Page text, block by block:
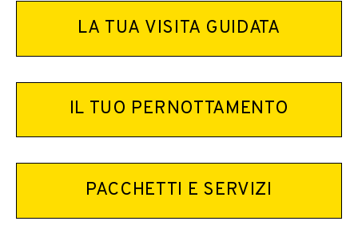
LA TUA VISITA GUIDATA
IL TUO PERNOTTAMENTO
PACCHETTI E SERVIZI